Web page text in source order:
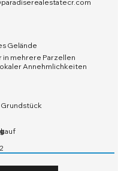
Gelände
in mehrere Parzellen
Annehmlichkeiten
Grundstück